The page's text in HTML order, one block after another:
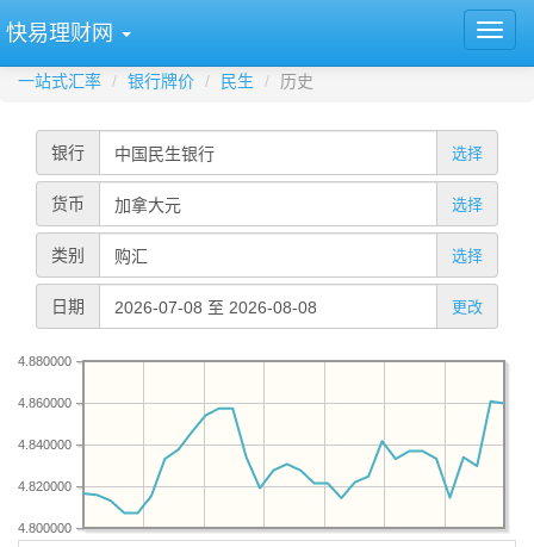
快易理财网
一站式汇率 银行牌价 民生 历史
银行 选择
货币 选择
类别 选择
日期 更改
4.800000
4.820000
4.840000
4.860000
4.880000